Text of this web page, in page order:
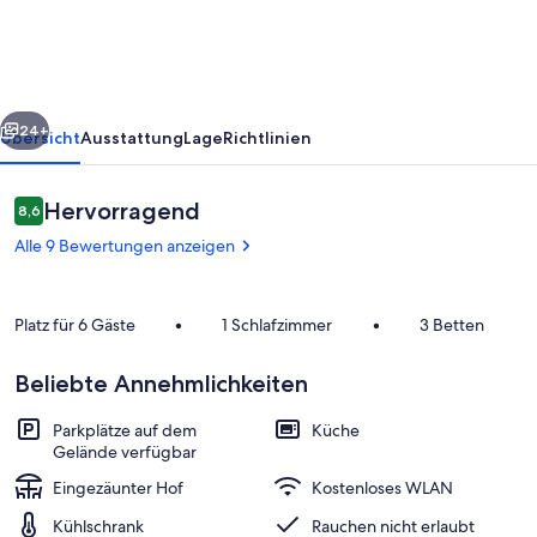
Wohnbereich
Weiter
24+
ÜbersichtAusstattungLageRichtlinien
Bewertungen
8,68,6 von 10.
Hervorragend
Alle 9 Bewertungen anzeigen
Platz für 6 Gäste • 1 Schlafzimmer • 3 Betten
Beliebte Annehmlichkeiten
Parkplätze auf dem
Gelände verfügbar
Küche
Eingezäunter Hof
Kostenloses WLAN
Kühlschrank
Rauchen nicht erlaubt